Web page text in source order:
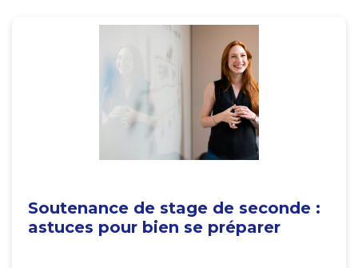
Soutenance de stage de seconde :
astuces pour bien se préparer